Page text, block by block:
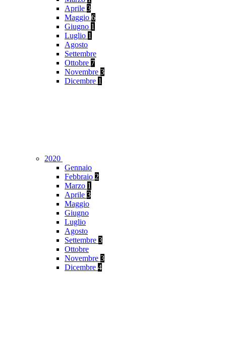
Aprile 3
Maggio 6
Giugno 1
Luglio 1
Agosto
Settembre
Ottobre 7
Novembre 3
Dicembre 1
2020
Gennaio
Febbraio 2
Marzo 1
Aprile 3
Maggio
Giugno
Luglio
Agosto
Settembre 3
Ottobre
Novembre 3
Dicembre 4